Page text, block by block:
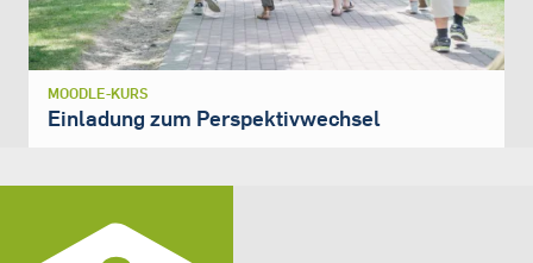
MOODLE-KURS
Einladung zum Perspektivwechsel